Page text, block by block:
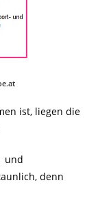
ist, liegen die
und
denn